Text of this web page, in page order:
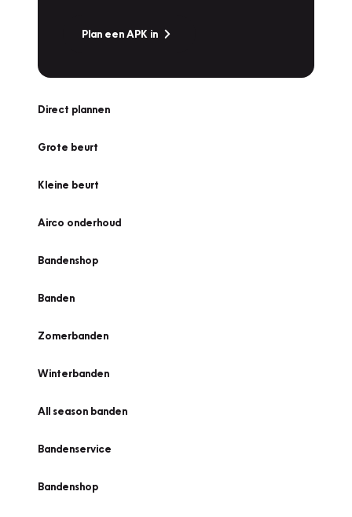
Plan een APK in
Direct plannen
Grote beurt
Kleine beurt
Airco onderhoud
Bandenshop
Banden
Zomerbanden
Winterbanden
All season banden
Bandenservice
Bandenshop